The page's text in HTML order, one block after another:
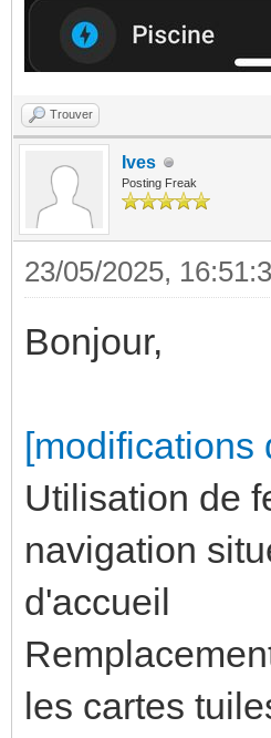
--
black;
--
black;
{%
--
white;
--
{%
--
size: 11px;
--
17px;
color:
!important;
info$: |
--
primary-
--
Trouver
Ives
Posting Freak
23/05/2025,
Bonjour,
[modifications
Utilisation de
navigation
d'accueil
les cartes